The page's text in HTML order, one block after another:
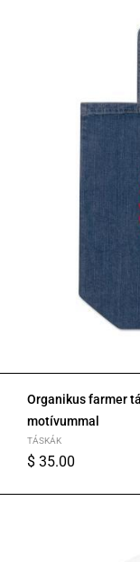
Organikus farmer
motívummal
TÁSKÁK
$ 35.00